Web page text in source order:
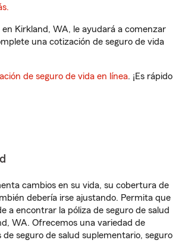
Kirkland, WA, le ayudará a comenzar
una cotización de seguro de vida
de seguro de vida en línea. ¡Es rápido
cambios en su vida, su cobertura de
debería irse ajustando. Permita que
a encontrar la póliza de seguro de salud
WA. Ofrecemos una variedad de
de seguro de salud suplementario, seguro